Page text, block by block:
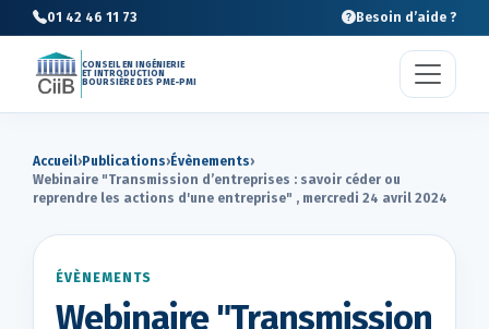
01 42 46 11 73 Besoin d’aide ?
CONSEIL EN INGÉNIERIE
ET INTRODUCTION
BOURSIÈRE DES PME-PMI
Accueil› Publications› Évènements›
Webinaire "Transmission d’entreprises : savoir céder ou
reprendre les actions d'une entreprise" , mercredi 24 avril 2024
ÉVÈNEMENTS
Webinaire "Transmission